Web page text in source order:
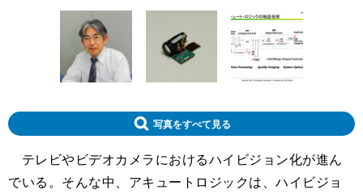
写真をすべて見る
テレビやビデオカメラにおけるハイビジョン化が進ん
でいる。そんな中、アキュートロジックは、ハイビジョ